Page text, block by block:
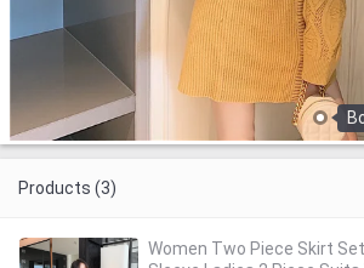
Products (3)
Women Two Piece Skirt